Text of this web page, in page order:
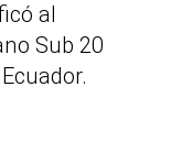
al
Sub 20